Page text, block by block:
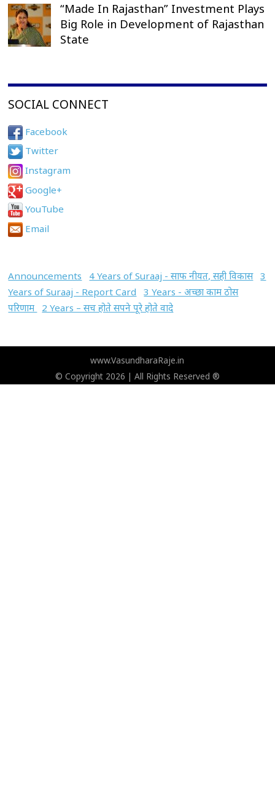
“Made In Rajasthan” Investment Plays
Big Role in Development of Rajasthan
State
SOCIAL CONNECT
Facebook
Twitter
Instagram
Google+
YouTube
Email
Announcements 4 Years of Suraaj - साफ नीयत, सही विकास 3
Years of Suraaj - Report Card
3 Years - अच्छा काम ठोस
परिणाम
2 Years – सच होते सपने पूरे होते वादे
www.VasundharaRaje.in
© Copyright 2026 | All Rights Reserved ®